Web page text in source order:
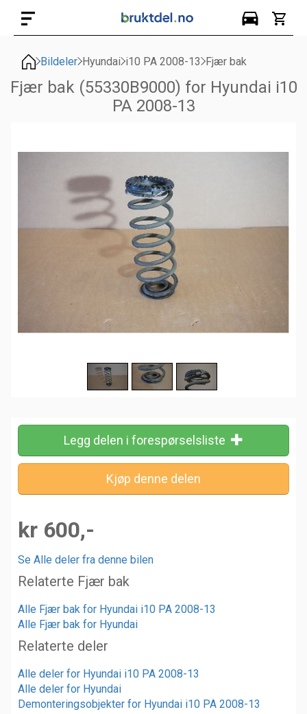
Bildeler Hyundai i10 PA 2008-13 Fjær bak
Fjær bak (55330B9000) for Hyundai i10
PA 2008-13
Legg delen i forespørselsliste
kr 600,-
Se Alle deler fra denne bilen
Relaterte Fjær bak
Alle Fjær bak for Hyundai i10 PA 2008-13
Alle Fjær bak for Hyundai
Relaterte deler
Alle deler for Hyundai i10 PA 2008-13
Alle deler for Hyundai
Demonteringsobjekter for Hyundai i10 PA 2008-13